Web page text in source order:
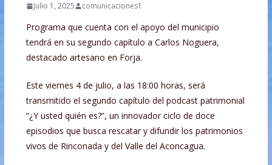
Julio 1, 2025 comunicaciones1
Programa que cuenta con el apoyo del municipio
tendrá en su segundo capítulo a Carlos Noguera,
destacado artesano en Forja.
Este viernes 4 de julio, a las 18:00 horas, será
transmitido el segundo capítulo del podcast patrimonial
“¿Y usted quién es?”, un innovador ciclo de doce
episodios que busca rescatar y difundir los patrimonios
vivos de Rinconada y del Valle del Aconcagua.